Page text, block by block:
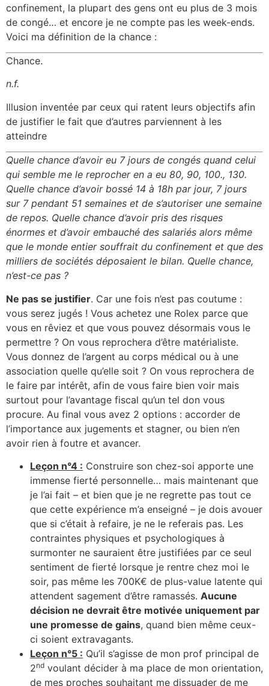
confinement, la plupart des gens ont eu plus de 3 mois
de congé… et encore je ne compte pas les week-ends.
Voici ma définition de la chance :
Chance.
n.f.
Illusion inventée par ceux qui ratent leurs objectifs afin
de justifier le fait que d’autres parviennent à les
atteindre
Quelle chance d’avoir eu 7 jours de congés quand celui
qui semble me le reprocher en a eu 80, 90, 100., 130.
Quelle chance d’avoir bossé 14 à 18h par jour, 7 jours
sur 7 pendant 51 semaines et de s’autoriser une semaine
de repos. Quelle chance d’avoir pris des risques
énormes et d’avoir embauché des salariés alors même
que le monde entier souffrait du confinement et que des
milliers de sociétés déposaient le bilan. Quelle chance,
n’est-ce pas ?
Ne pas se justifier. Car une fois n’est pas coutume :
vous serez jugés ! Vous achetez une Rolex parce que
vous en rêviez et que vous pouvez désormais vous le
permettre ? On vous reprochera d’être matérialiste.
Vous donnez de l’argent au corps médical ou à une
association quelle qu’elle soit ? On vous reprochera de
le faire par intérêt, afin de vous faire bien voir mais
surtout pour l’avantage fiscal qu’un tel don vous
procure. Au final vous avez 2 options : accorder de
l’importance aux jugements et stagner, ou bien n’en
avoir rien à foutre et avancer.
Leçon n°4 : Construire son chez-soi apporte une
immense fierté personnelle… mais maintenant que
je l’ai fait – et bien que je ne regrette pas tout ce
que cette expérience m’a enseigné – je dois avouer
que si c’était à refaire, je ne le referais pas. Les
contraintes physiques et psychologiques à
surmonter ne sauraient être justifiées par ce seul
sentiment de fierté lorsque je rentre chez moi le
soir, pas même les 700K€ de plus-value latente qui
attendent sagement d’être ramassés. Aucune
décision ne devrait être motivée uniquement par
une promesse de gains, quand bien même ceux-
ci soient extravagants.
Leçon n°5 : Qu’il s’agisse de mon prof principal de
2nd voulant décider à ma place de mon orientation,
de mes proches souhaitant me dissuader de me